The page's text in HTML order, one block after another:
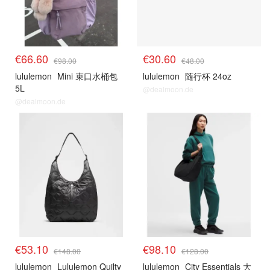
€66.60 €98.00
lululemon Mini 束口水桶包
5L
@dealmoon.de
€30.60 €48.00
lululemon 随行杯 24oz
@dealmoon.de
€53.10 €148.00
lululemon Lululemon Quilty
€98.10 €128.00
lululemon City Essentials 大